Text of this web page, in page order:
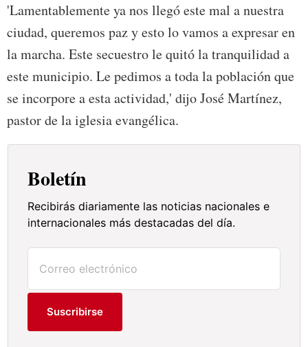
'Lamentablemente ya nos llegó este mal a nuestra
ciudad, queremos paz y esto lo vamos a expresar en
la marcha. Este secuestro le quitó la tranquilidad a
este municipio. Le pedimos a toda la población que
se incorpore a esta actividad,' dijo José Martínez,
pastor de la iglesia evangélica.
Boletín
Recibirás diariamente las noticias nacionales e
internacionales más destacadas del día.
Suscribirse